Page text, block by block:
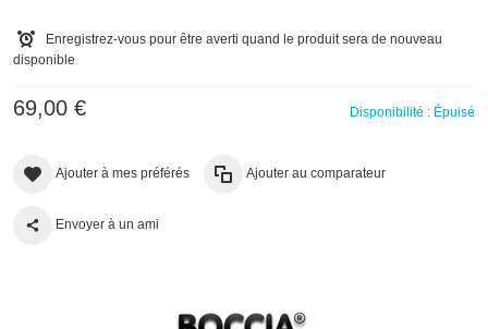
Enregistrez-vous pour être averti quand le produit sera de nouveau
disponible
Disponibilité : Épuisé
69,00 €
Ajouter à mes préférés Ajouter au comparateur
Envoyer à un ami